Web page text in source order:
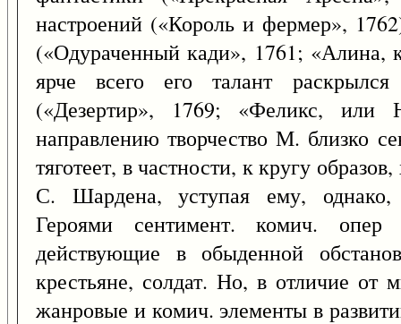
настроений («Король и фермер»,
(«Одураченный кади», 1761; «Алина,
ярче всего его талант
(«Дезертир», 1769; «Феликс,
направлению творчество М. близко
тяготеет, в частности, к кругу
С. Шардена, уступая ему, однако,
Героями сентимент. комич.
действующие в обыденной
крестьяне, солдат. Но, в отличие
жанровые и комич. элементы в